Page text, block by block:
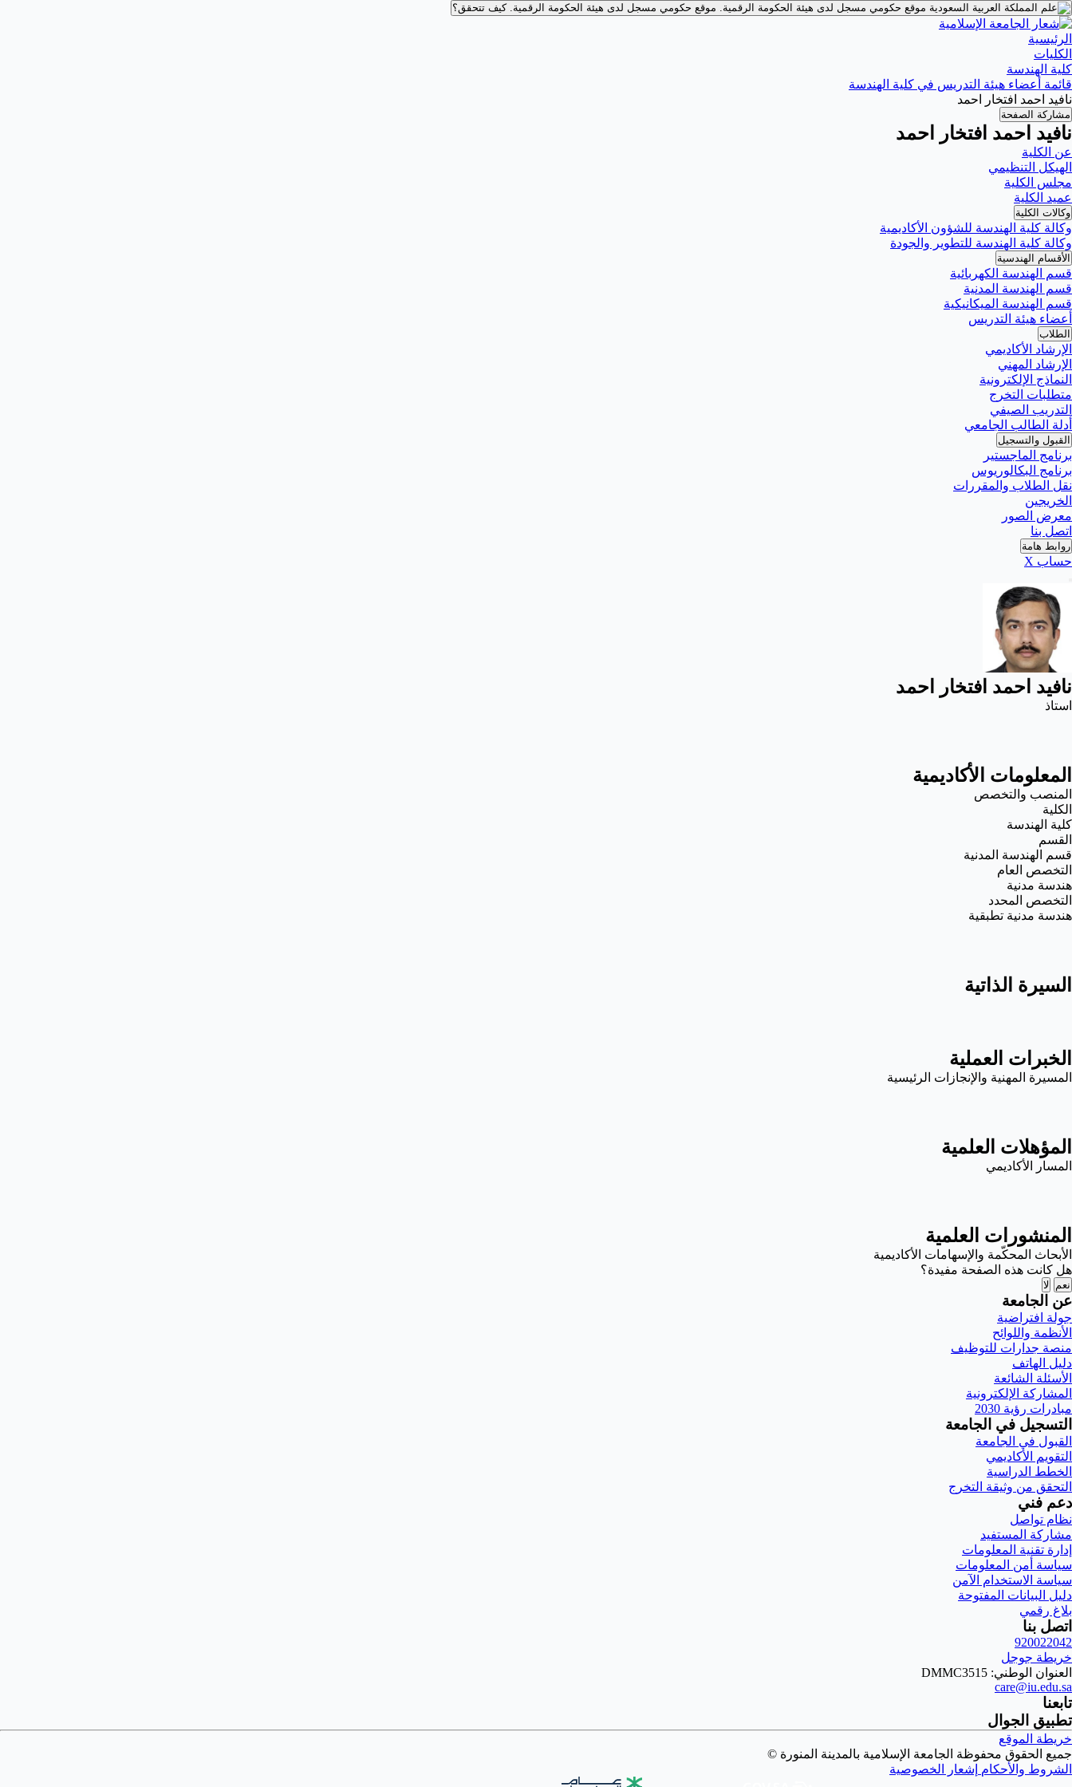
موقع حكومي مسجل لدى هيئة الحكومة الرقمية. موقع حكومي مسجل لدى هيئة الحكومة الرقمية.كيف تتحقق؟
الرئيسية
الكليات
كلية الهندسة
قائمة أعضاء هيئة التدريس في كلية الهندسة
نافيد احمد افتخار احمد
مشاركة الصفحة
نافيد احمد افتخار احمد
عن الكلية
الهيكل التنظيمي
مجلس الكلية
عميد الكلية
وكالات الكلية
وكالة كلية الهندسة للشؤون الأكاديمية
وكالة كلية الهندسة للتطوير والجودة
الأقسام الهندسية
قسم الهندسة الكهربائية
قسم الهندسة المدنية
قسم الهندسة الميكانيكية
أعضاء هيئة التدريس
الطلاب
الإرشاد الأكاديمي
الإرشاد المهني
النماذج الإلكترونية
متطلبات التخرج
التدريب الصيفي
أدلة الطالب الجامعي
القبول والتسجيل
برنامج الماجستير
برنامج البكالوريوس
نقل الطلاب والمقررات
الخريجين
معرض الصور
اتصل بنا
روابط هامة
حساب X
نافيد احمد افتخار احمد
استاذ
المعلومات الأكاديمية
المنصب والتخصص
الكلية
كلية الهندسة
القسم
قسم الهندسة المدنية
التخصص العام
هندسة مدنية
التخصص المحدد
هندسة مدنية تطبقية
السيرة الذاتية
الخبرات العملية
المسيرة المهنية والإنجازات الرئيسية
المؤهلات العلمية
المسار الأكاديمي
المنشورات العلمية
الأبحاث المحكّمة والإسهامات الأكاديمية
هل كانت هذه الصفحة مفيدة؟
نعم لا
عن الجامعة
جولة افتراضية
الأنظمة واللوائح
منصة جدارات للتوظيف
دليل الهاتف
الأسئلة الشائعة
المشاركة الإلكترونية
مبادرات رؤية 2030
التسجيل في الجامعة
القبول في الجامعة
التقويم الأكاديمي
الخطط الدراسية
التحقق من وثيقة التخرج
دعم فني
نظام تواصل
مشاركة المستفيد
إدارة تقنية المعلومات
سياسة أمن المعلومات
سياسة الاستخدام الآمن
دليل البيانات المفتوحة
بلاغ رقمي
اتصل بنا
920022042
خريطة جوجل
العنوان الوطني: DMMC3515
care@iu.edu.sa
تابعنا
تطبيق الجوال
خريطة الموقع
جميع الحقوق محفوظة الجامعة الإسلامية بالمدينة المنورة ©
الشروط والأحكام إشعار الخصوصية